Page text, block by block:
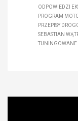
ODPOWIEDZI
PROGRAM
PRZEPISY
SEBASTIAN
TUNINGOWANE